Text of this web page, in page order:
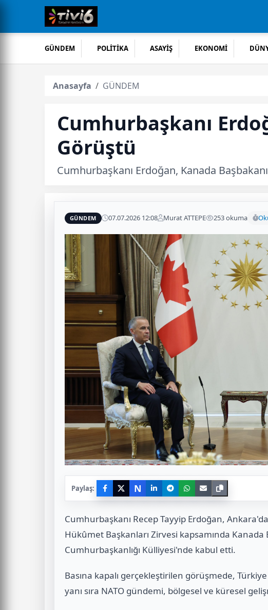
GÜNDEM POLİTİKA ASAYİŞ EKONOMİ
Anasayfa GÜNDEM
Cumhurbaşkanı
Görüştü
Cumhurbaşkanı Erdoğan, Kanada
GÜNDEM 07.07.2026 12:08 Murat ATTEPE 253 okuma
Paylaş: N
Cumhurbaşkanı Recep Tayyip Erdoğan,
Hükûmet Başkanları Zirvesi kapsamında Kanada
Cumhurbaşkanlığı Külliyesi'nde kabul etti.
Basına kapalı gerçekleştirilen görüşmede,
yanı sıra NATO gündemi, bölgesel ve küresel